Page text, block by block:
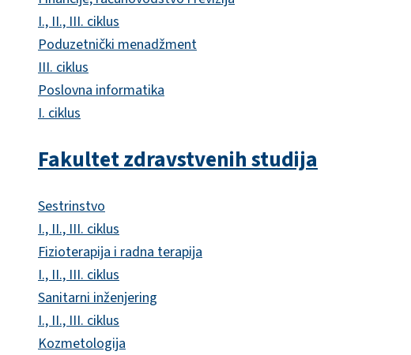
I., II., III. ciklus
Poduzetnički menadžment
III. ciklus
Poslovna informatika
I. ciklus
Fakultet zdravstvenih studija
Sestrinstvo
I., II., III. ciklus
Fizioterapija i radna terapija
I., II., III. ciklus
Sanitarni inženjering
I., II., III. ciklus
Kozmetologija